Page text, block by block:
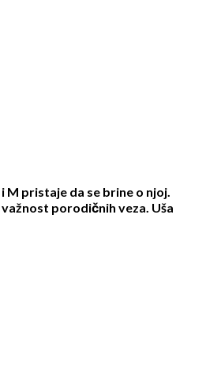
M pristaje da se brine o njoj.
porodičnih veza. Uša